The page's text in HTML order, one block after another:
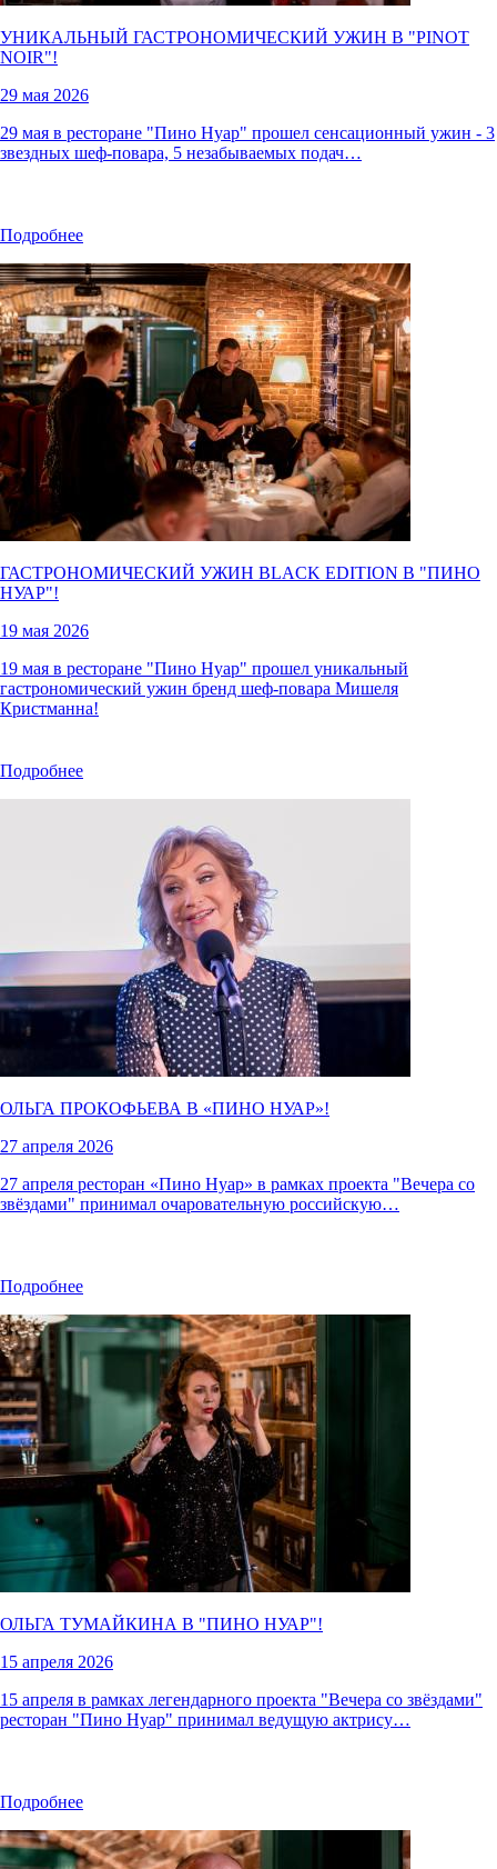
УНИКАЛЬНЫЙ ГАСТРОНОМИЧЕСКИЙ УЖИН В "PINOT
NOIR"!
29 мая 2026
29 мая в ресторане "Пино Нуар" прошел сенсационный ужин - 3
звездных шеф-повара, 5 незабываемых подач…
Подробнее
ГАСТРОНОМИЧЕСКИЙ УЖИН BLACK EDITION В "ПИНО
НУАР"!
19 мая 2026
19 мая в ресторане "Пино Нуар" прошел уникальный
гастрономический ужин бренд шеф-повара Мишеля
Кристманна!
Подробнее
ОЛЬГА ПРОКОФЬЕВА В «ПИНО НУАР»!
27 апреля 2026
27 апреля ресторан «Пино Нуар» в рамках проекта "Вечера со
звёздами" принимал очаровательную российскую…
Подробнее
ОЛЬГА ТУМАЙКИНА В "ПИНО НУАР"!
15 апреля 2026
15 апреля в рамках легендарного проекта "Вечера со звёздами"
ресторан "Пино Нуар" принимал ведущую актрису…
Подробнее